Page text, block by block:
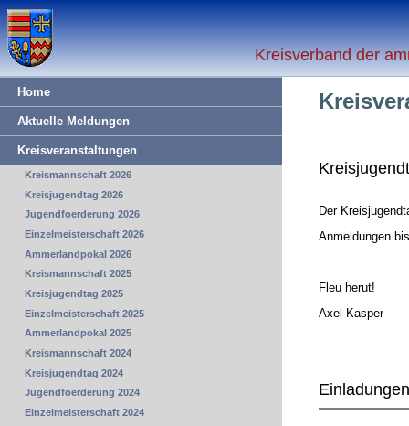
Kreisverband der
Der
Anmeldungen
Fleu herut!
Axel Kasper
Einladungen
Home
Aktuelle Meldungen
Kreisveranstaltungen
Kreismannschaft 2026
Kreisjugendtag 2026
Jugendfoerderung 2026
Einzelmeisterschaft 2026
Ammerlandpokal 2026
Kreismannschaft 2025
Kreisjugendtag 2025
Einzelmeisterschaft 2025
Ammerlandpokal 2025
Kreismannschaft 2024
Kreisjugendtag 2024
Jugendfoerderung 2024
Einzelmeisterschaft 2024